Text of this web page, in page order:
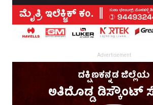
Advertisement